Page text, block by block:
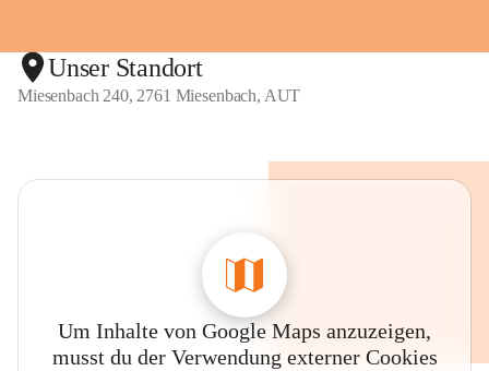
Unser Standort
Miesenbach 240, 2761 Miesenbach, AUT
Um Inhalte von Google Maps anzuzeigen,
musst du der Verwendung externer Cookies